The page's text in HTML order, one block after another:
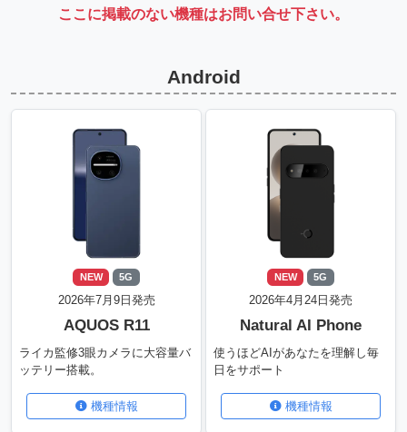
ここに掲載のない機種はお問い合せ下さい。
Android
NEW 5G
2026年7月9日発売
AQUOS R11
ライカ監修3眼カメラに大容量バ
ッテリー搭載。
機種情報
NEW 5G
2026年4月24日発売
Natural AI Phone
使うほどAIがあなたを理解し毎
日をサポート
機種情報